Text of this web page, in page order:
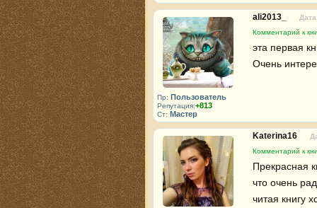
Пр: Пользователь
Репутация:+813
Ст: Мастер
ali2013_
Комментарий к
эта первая
Очень
Katerina16
Комментарий к
Прекрасная
что очень
читая книгу